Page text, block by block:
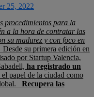
25, 2022
procedimientos para la
a la hora de contratar las
su madurez y con foco en
su primera edición en
por Startup Valencia,
ha registrado un
papel de la ciudad como
Recupera las